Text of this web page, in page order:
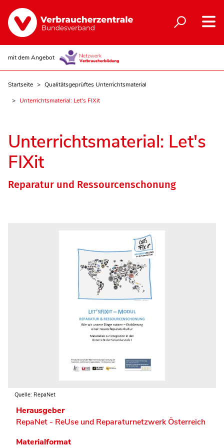
mit dem Angebot
Startseite
Qualitätsgeprüftes Unterrichtsmaterial
Unterrichtsmaterial: Let's FIXit
Unterrichtsmaterial: Let's
FIXit
Reparatur und Ressourcenschonung
Quelle: RepaNet
Herausgeber
RepaNet - ReUse und Reparaturnetzwerk Österreich
Materialformat